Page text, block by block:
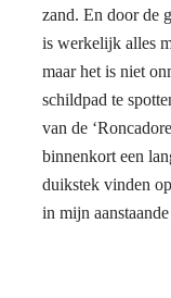
zand. En door de
is werkelijk alles
maar het is niet
schildpad te
van de
binnenkort een
duikstek vinden
in mijn